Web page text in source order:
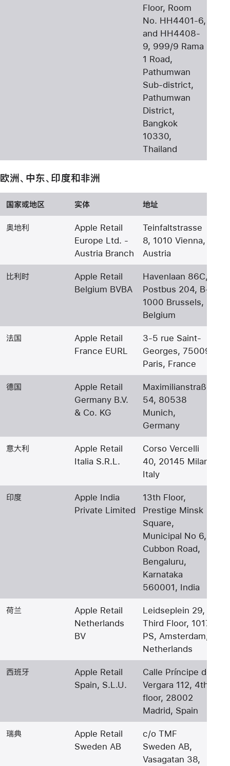
Floor, Room
No. HH4401-6,
and HH4408-
9, 999/9 Rama
1 Road,
Pathumwan
Sub-district,
Pathumwan
District,
Bangkok
10330,
Thailand
欧洲、中东、印度和非洲
国家或地区 实体 地址
奥地利
Apple Retail
Europe Ltd. -
Austria Branch
Teinfaltstrasse
8, 1010 Vienna,
Austria
比利时
Apple Retail
Belgium BVBA
Havenlaan 86C,
Postbus 204, B-
1000 Brussels,
Belgium
法国
Apple Retail
France EURL
3-5 rue Saint-
Georges, 75009
Paris, France
德国
Apple Retail
Germany B.V.
& Co. KG
Maximilianstraße
54, 80538
Munich,
Germany
意大利
Apple Retail
Italia S.R.L.
Corso Vercelli
40, 20145 Milan,
Italy
印度
Apple India
Private Limited
13th Floor,
Prestige Minsk
Square,
Municipal No 6,
Cubbon Road,
Bengaluru,
Karnataka
560001, India
荷兰
Apple Retail
Netherlands
BV
Leidseplein 29,
Third Floor, 1017
PS, Amsterdam,
Netherlands
西班牙
Apple Retail
Spain, S.L.U.
Calle Príncipe de
Vergara 112, 4th
floor, 28002
Madrid, Spain
瑞典
Apple Retail
Sweden AB
c/o TMF
Sweden AB,
Vasagatan 38,